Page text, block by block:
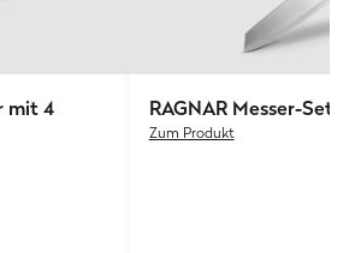
mit 4
RAGNAR Messer-Set
Zum Produkt